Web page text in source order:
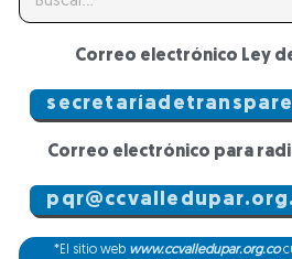
Correo electrónico Ley
Correo electrónico para
*El sitio web www.ccvalledupar.org.co